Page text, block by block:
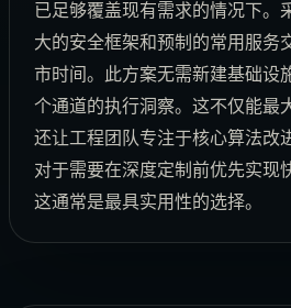
已足够覆盖现有需求的情况下。
大的安全框架和预制的常用服务
市时间。此方案无需新建基础设
个通道的执行洞察。这不仅能最
还让工程团队专注于核心算法改
对于需要在深度定制前优先实现
这通常是最具实用性的选择。